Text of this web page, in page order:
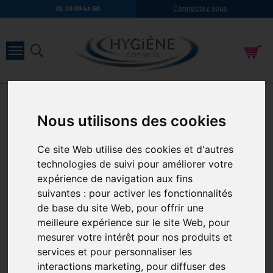
Nous utilisons des cookies
Ce site Web utilise des cookies et d'autres
technologies de suivi pour améliorer votre
expérience de navigation aux fins
suivantes : pour activer les fonctionnalités
de base du site Web, pour offrir une
meilleure expérience sur le site Web, pour
mesurer votre intérêt pour nos produits et
services et pour personnaliser les
interactions marketing, pour diffuser des
01 39 09 43 60 Connectez vous
ENTRETIEN DES PARQUETS 21 produits
BONA OIL SOAP CLEANER
PARQUET HUILE LE BIDON
DE 5 LITRES
CARTOUCHE DE NETTOYANT
POUR PARQUETS BONA
850ML